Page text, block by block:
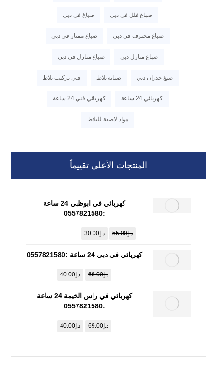
صباغ فلل في دبي صباغ في دبي
صباغ محترف في دبي صباغ ممتاز في دبي
صباغ منازل دبي صباغ منازل في دبي
صبغ جدران دبي صيانة بلاط فني تركيب بلاط
كهربائي 24 ساعة كهربائي فني 24 ساعة
مواد لاصقة للبلاط
المنتجات الأعلى تقييماً
كهربائي في ابوظبي 24 ساعة
:0557821580
د.إ55.00 د.إ 30.00
كهربائي في دبي 24 ساعة :0557821580
د.إ68.00 د.إ 40.00
كهربائي في راس الخيمة 24 ساعة
:0557821580
د.إ69.00 د.إ 40.00